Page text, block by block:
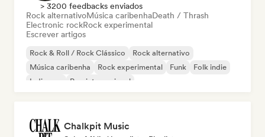
> 3200 feedbacks enviados
Rock alternativoMúsica caribenhaDeath / Thrash
Electronic rockRock experimental
Escrever artigos
Rock & Roll / Rock Clássico
Rock alternativo
Música caribenha
Rock experimental Funk
Folk indie
Indie pop
Pop internacional
Chalkpit Music